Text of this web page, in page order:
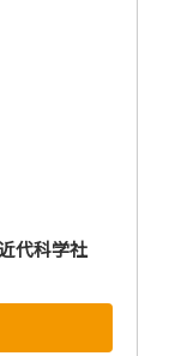
代科学社